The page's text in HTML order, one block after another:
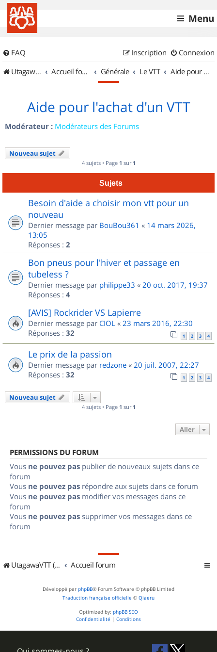
Menu
FAQ Connexion
Inscription
UtagawaVTT (Randos VTT et VTTAE avec traces GPS)
Accueil forum Générale Le VTT Aide pour l'achat d'un VTT
Aide pour l'achat d'un VTT
Modérateur : Modérateurs des Forums
Nouveau sujet
4 sujets • Page 1 sur 1
Sujets
Besoin d'aide a choisir mon vtt pour un
nouveau
Dernier message par BouBou361 « 14 mars 2026,
13:05
Réponses : 2
Bon pneus pour l'hiver et passage en
tubeless ?
Dernier message par philippe33 « 20 oct. 2017, 19:37
Réponses : 4
[AVIS] Rockrider VS Lapierre
Dernier message par CIOL « 23 mars 2016, 22:30
Réponses : 32 1 2 3 4
Le prix de la passion
Dernier message par redzone « 20 juil. 2007, 22:27
Réponses : 32 1 2 3 4
Nouveau sujet
4 sujets • Page 1 sur 1
Aller
PERMISSIONS DU FORUM
Vous ne pouvez pas publier de nouveaux sujets dans ce
forum
Vous ne pouvez pas répondre aux sujets dans ce forum
Vous ne pouvez pas modifier vos messages dans ce
forum
Vous ne pouvez pas supprimer vos messages dans ce
forum
UtagawaVTT (Randos VTT et VTTAE avec traces GPS) Accueil forum
Développé par phpBB® Forum Software © phpBB Limited
Traduction française officielle © Qiaeru
Optimized by: phpBB SEO
Confidentialité | Conditions